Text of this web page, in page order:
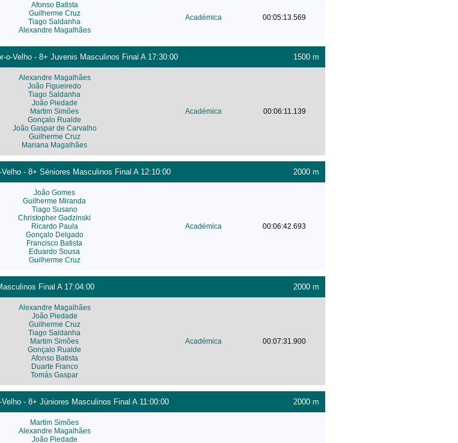
Afonso Batista
Guilherme Cruz
Tiago Saldanha
Alexandre Magalhães
Académica 00:05:13.569
o-Velho - 8+ Juvenis Masculinos Final A 17:30:00 1500 m
Alexandre Magalhães
João Figueiredo
Tiago Saldanha
João Piedade
Martim Simões
Gonçalo Rualde
João Gaspar de Carvalho
Guilherme Cruz
Mariana Magalhães
Académica 00:06:11.139
- 8+ Séniores Masculinos Final A 12:10:00 2000 m
João Gomes
Guilherme Miranda
Tiago Susano
Christopher Gadzinski
Ricardo Paula
Gonçalo Delgado
Francisco Batista
Eduardo Sousa
Guilherme Cruz
Académica 00:06:42.693
Final A 17:04:00 2000 m
Alexandre Magalhães
João Piedade
Guilherme Cruz
Tiago Saldanha
Martim Simões
Gonçalo Rualde
Afonso Batista
Duarte Franco
Tomás Gaspar
Académica 00:07:31.900
- 8+ Júniores Masculinos Final A 11:00:00 2000 m
Martim Simões
Alexandre Magalhães
João Piedade